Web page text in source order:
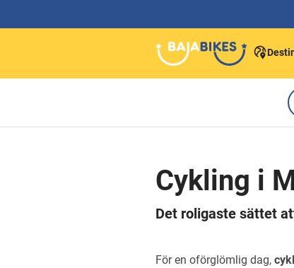
Cykling i
Det roligaste sättet
För en oförglömlig dag,